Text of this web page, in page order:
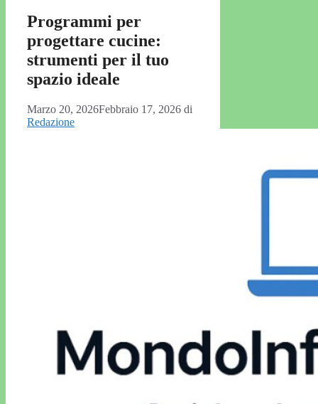
Programmi per
progettare cucine:
strumenti per il tuo
spazio ideale
Marzo 20, 2026Febbraio 17, 2026 di
Redazione